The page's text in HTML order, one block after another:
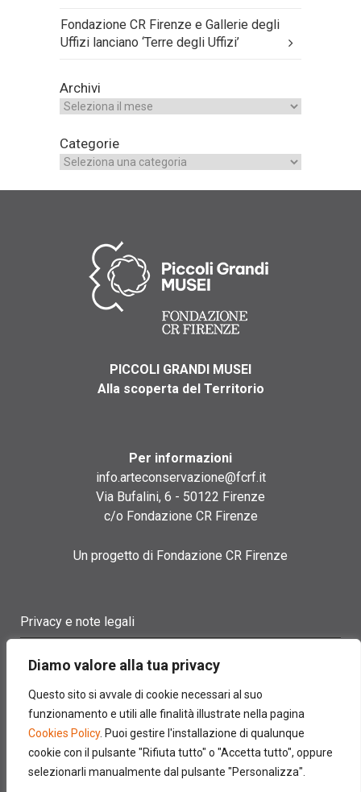
Diamo valore alla tua privacy
Questo sito si avvale di cookie necessari al suo
funzionamento e utili alle finalità illustrate nella pagina
Cookies Policy. Puoi gestire l'installazione di qualunque
cookie con il pulsante "Rifiuta tutto" o "Accetta tutto", oppure
selezionarli manualmente dal pulsante "Personalizza".
Fondazione CR Firenze e Gallerie degli
Uffizi lanciano ‘Terre degli Uffizi’
Archivi
Categorie
PICCOLI GRANDI MUSEI
Alla scoperta del Territorio
Per informazioni
info.arteconservazione@fcrf.it
Via Bufalini, 6 - 50122 Firenze
c/o Fondazione CR Firenze
Un progetto di Fondazione CR Firenze
Privacy e note legali
Cookie policy
Contatti